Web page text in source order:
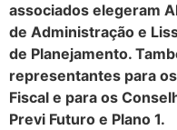
associados elegeram
de Administração e
de Planejamento.
representantes para
Fiscal e para os
Previ Futuro e Plano 1.